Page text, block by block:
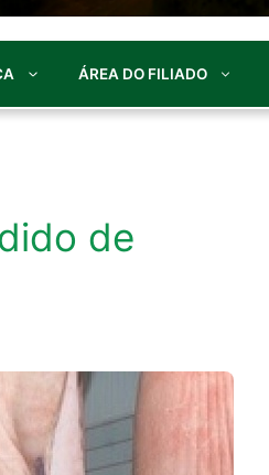
ÁREA DO FILIADO
de